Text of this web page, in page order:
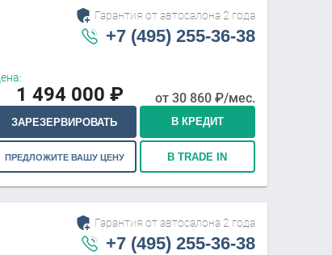
Гарантия от автосалона 2 года
+7 (495) 255-36-38
1 494 000 ₽ от 30 860₽/мес.
ЗАРЕЗЕРВИРОВАТЬ В КРЕДИТ
ПРЕДЛОЖИТЕ ВАШУ ЦЕНУ В TRADE IN
Гарантия от автосалона 2 года
+7 (495) 255-36-38